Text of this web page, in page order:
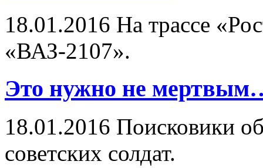
18.01.2016 На трассе
«ВАЗ-2107».
Это нужно не
18.01.2016 Поисковики
советских солдат.